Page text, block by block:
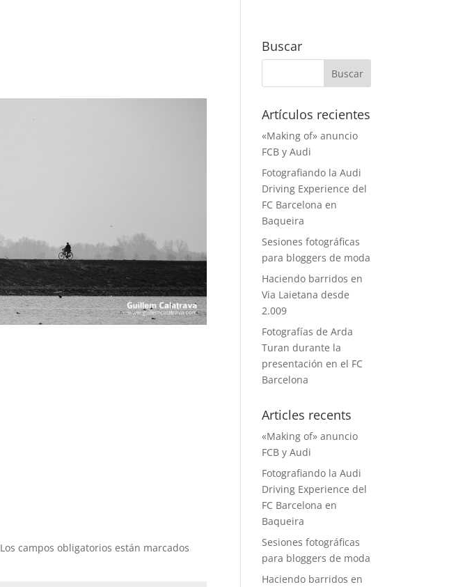
Los campos obligatorios están marcados
Buscar
Artículos recientes
«Making of» anuncio
FCB y Audi
Fotografiando la Audi
Driving Experience del
FC Barcelona en
Baqueira
Sesiones fotográficas
para bloggers de moda
Haciendo barridos en
Via Laietana desde
2.009
Fotografías de Arda
Turan durante la
presentación en el FC
Barcelona
Articles recents
«Making of» anuncio
FCB y Audi
Fotografiando la Audi
Driving Experience del
FC Barcelona en
Baqueira
Sesiones fotográficas
para bloggers de moda
Haciendo barridos en